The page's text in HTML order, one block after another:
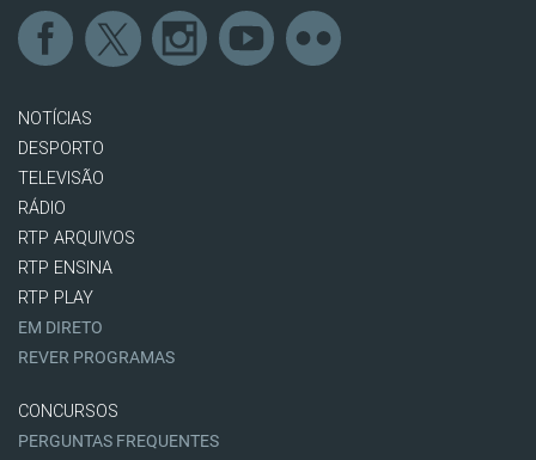
NOTÍCIAS
DESPORTO
TELEVISÃO
RÁDIO
RTP ARQUIVOS
RTP ENSINA
RTP PLAY
EM DIRETO
REVER PROGRAMAS
CONCURSOS
PERGUNTAS FREQUENTES